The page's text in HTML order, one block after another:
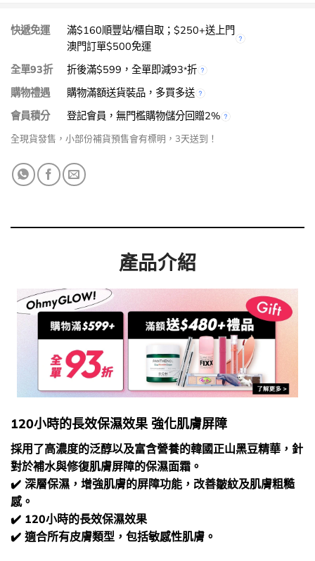
快遞免運
滿$160順豐站/櫃自取；$250+送上門
澳門訂單$500免運
全單93折
折後滿$599，全單即減93*折
購物禮遇
購物滿額送貨裝品，多買多送
會員積分
登記會員，無門檻購物儲分回贈2%
全現貨發售，小部份補貨預售會有標明，3天送到！
產品介紹
120小時的長效保濕效果 強化肌膚屏障
採用了高濃度的泛醇以及富含營養的韓國正山黑豆精華，針
對於補水與修復肌膚屏障的保濕面霜。
✔️ 深層保濕，增強肌膚的屏障功能，改善皺紋及肌膚粗糙
感。
✔️ 120小時的長效保濕效果
✔️ 適合所有皮膚類型，包括敏感性肌膚。